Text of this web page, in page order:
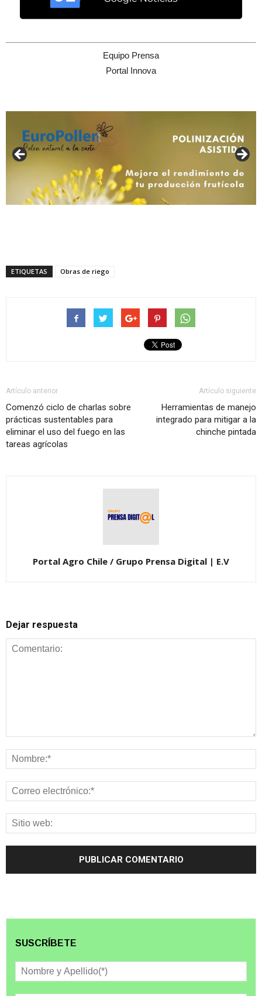
Equipo Prensa
Portal Innova
ETIQUETAS Obras de riego
Artículo anterior
Comenzó ciclo de charlas sobre
prácticas sustentables para
eliminar el uso del fuego en las
tareas agrícolas
Artículo siguiente
Herramientas de manejo
integrado para mitigar a la
chinche pintada
Portal Agro Chile / Grupo Prensa Digital | E.V
Dejar respuesta
SUSCRÍBETE